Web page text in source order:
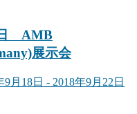
日 AMB
展示会
9月18日 - 2018年9月22日